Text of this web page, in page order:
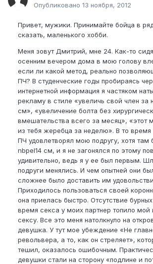
Опубликовано 13 ноября, 2012
Привет, мужики. Принимайте бойца в
сказать, маленького хобби.
Меня зовут Дмитрий, мне 24. Как-то
осенним вечером дома в мою голову
если ли какой метод, реально
ПЧ? В студенческие годы пробираясь
интернетной информация я частяком
рекламу в стиле «увеличь свой член за
см», «увеличение болта без
вмешательства всего за месяц», «этот
из тебя жеребца за неделю». В то
ПЧ удовлетворял мою подругу, хотя там
nbpel14 см, и я не загонялся по этому
удивительно, ведь я у ее был первым.
подруги менялись. И чем опытней они
сложнее было доставить им
Приходилось пользоваться своей
она приелась быстро. Отсутствие
время секса у моих партнер топило мой
сексу. Все это меня натолкнуло на
девушка. У тут мое убеждение «Не
револьвера, а то, как он стреляет»,
тешил, оказалось ошибочным.
девушки стали на сторону «подлине и